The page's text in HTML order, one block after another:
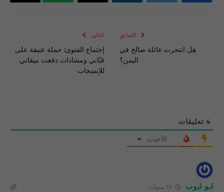
السابق
هل انتحرت عائلة صالح في
اليمن؟
التالي
إجتماع الفتوى: حملة عنيفة على
قبّاني ومشادات دفعت ميقاتي
للإنسحاب
4 تعليقات
الأحدث
ابو ايوب